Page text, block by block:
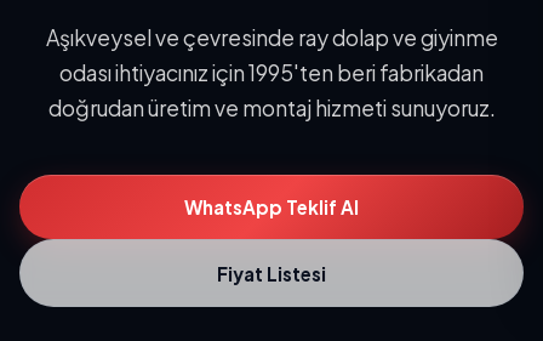
Aşıkveysel ve çevresinde ray dolap ve giyinme
odası ihtiyacınız için 1995'ten beri fabrikadan
doğrudan üretim ve montaj hizmeti sunuyoruz.
WhatsApp Teklif Al
Fiyat Listesi